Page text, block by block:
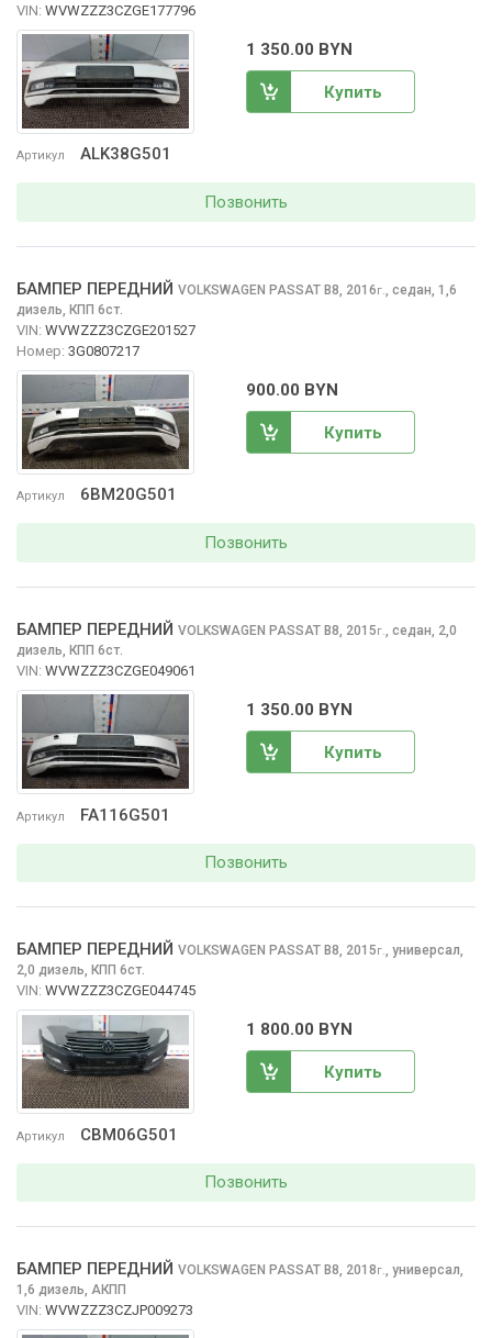
Артикул ALK38G501
VIN: WVWZZZ3CZGE177796
1 350.00 BYN
Купить
Позвонить
Артикул 6BM20G501
БАМПЕР ПЕРЕДНИЙ VOLKSWAGEN PASSAT B8, 2016г., седан, 1,6
дизель, КПП 6ст.
VIN: WVWZZZ3CZGE201527
Номер: 3G0807217
900.00 BYN
Купить
Позвонить
Артикул FA116G501
БАМПЕР ПЕРЕДНИЙ VOLKSWAGEN PASSAT B8, 2015г., седан, 2,0
дизель, КПП 6ст.
VIN: WVWZZZ3CZGE049061
1 350.00 BYN
Купить
Позвонить
Артикул CBM06G501
БАМПЕР ПЕРЕДНИЙ VOLKSWAGEN PASSAT B8, 2015г., универсал,
2,0 дизель, КПП 6ст.
VIN: WVWZZZ3CZGE044745
1 800.00 BYN
Купить
Позвонить
БАМПЕР ПЕРЕДНИЙ VOLKSWAGEN PASSAT B8, 2018г., универсал,
1,6 дизель, АКПП
VIN: WVWZZZ3CZJP009273